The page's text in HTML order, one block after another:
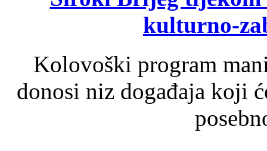
kulturno-
Kolovoški program
donosi niz događaja koji